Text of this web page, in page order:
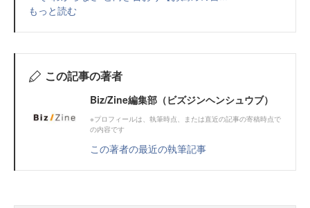
もっと読む
この記事の著者
Biz/Zine編集部（ビズジンヘンシュウブ）
※プロフィールは、執筆時点、または直近の記事の寄稿時点で
の内容です
この著者の最近の執筆記事